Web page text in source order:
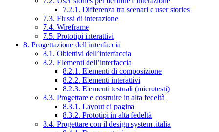
7.2.1. Differenza tra scenari e user stories
7.3. Flussi di interazione
7.4. Wireframe
7.5. Prototipi interattivi
8. Progettazione dell’interfaccia
8.1. Obiettivi dell’interfaccia
8.2. Elementi dell’interfaccia
8.2.1. Elementi di composizione
8.2.2. Elementi interattivi
8.2.3. Elementi testuali (microtesti)
8.3. Progettare e costruire in alta fedeltà
8.3.1. Layout di pagina
8.3.2. Prototipi in alta fedeltà
8.4. Progettare con il design system .italia